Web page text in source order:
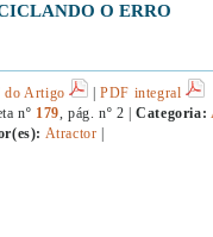
O ERRO
do Artigo |PDF integral
nº 179, pág. nº 2 |Categoria:
Atractor